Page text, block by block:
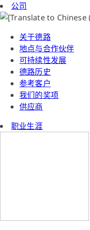
公司
关于德路
地点与合作伙伴
可持续性发展
德路历史
参考客户
我们的奖项
供应商
职业生涯